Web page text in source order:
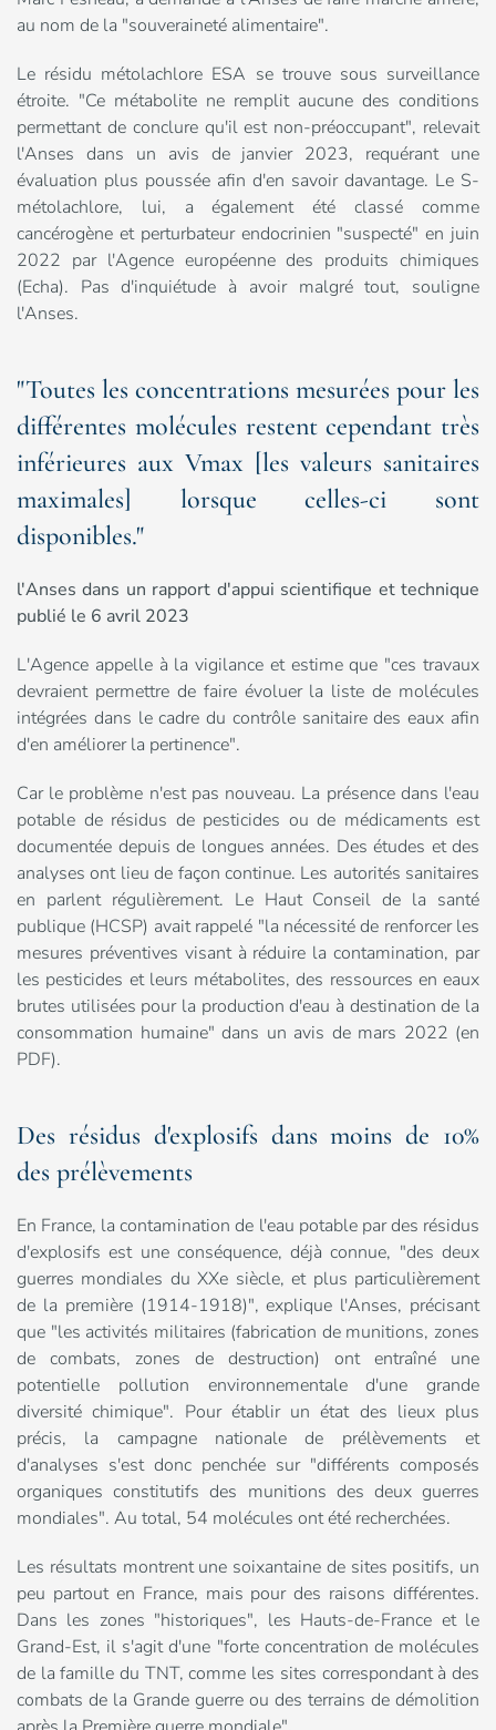
au nom de la "souveraineté alimentaire".
Le résidu métolachlore ESA se trouve sous surveillance
étroite. "Ce métabolite ne remplit aucune des conditions
permettant de conclure qu'il est non-préoccupant", relevait
l'Anses dans un avis de janvier 2023, requérant une
évaluation plus poussée afin d'en savoir davantage. Le S-
métolachlore, lui, a également été classé comme
cancérogène et perturbateur endocrinien "suspecté" en juin
2022 par l'Agence européenne des produits chimiques
(Echa). Pas d'inquiétude à avoir malgré tout, souligne
l'Anses.
"Toutes les concentrations mesurées pour les
différentes molécules restent cependant très
inférieures aux Vmax [les valeurs sanitaires
maximales] lorsque celles-ci sont
disponibles."
l'Anses dans un rapport d'appui scientifique et technique
publié le 6 avril 2023
L'Agence appelle à la vigilance et estime que "ces travaux
devraient permettre de faire évoluer la liste de molécules
intégrées dans le cadre du contrôle sanitaire des eaux afin
d'en améliorer la pertinence".
Car le problème n'est pas nouveau. La présence dans l'eau
potable de résidus de pesticides ou de médicaments est
documentée depuis de longues années. Des études et des
analyses ont lieu de façon continue. Les autorités sanitaires
en parlent régulièrement. Le Haut Conseil de la santé
publique (HCSP) avait rappelé "la nécessité de renforcer les
mesures préventives visant à réduire la contamination, par
les pesticides et leurs métabolites, des ressources en eaux
brutes utilisées pour la production d'eau à destination de la
consommation humaine" dans un avis de mars 2022 (en
PDF).
Des résidus d'explosifs dans moins de 10%
des prélèvements
En France, la contamination de l'eau potable par des résidus
d'explosifs est une conséquence, déjà connue, "des deux
guerres mondiales du XXe siècle, et plus particulièrement
de la première (1914-1918)", explique l'Anses, précisant
que "les activités militaires (fabrication de munitions, zones
de combats, zones de destruction) ont entraîné une
potentielle pollution environnementale d'une grande
diversité chimique". Pour établir un état des lieux plus
précis, la campagne nationale de prélèvements et
d'analyses s'est donc penchée sur "différents composés
organiques constitutifs des munitions des deux guerres
mondiales". Au total, 54 molécules ont été recherchées.
Les résultats montrent une soixantaine de sites positifs, un
peu partout en France, mais pour des raisons différentes.
Dans les zones "historiques", les Hauts-de-France et le
Grand-Est, il s'agit d'une "forte concentration de molécules
de la famille du TNT, comme les sites correspondant à des
combats de la Grande guerre ou des terrains de démolition